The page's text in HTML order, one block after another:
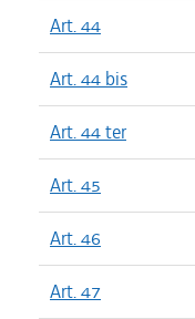
Art. 44
Art. 44 bis
Art. 44 ter
Art. 45
Art. 46
Art. 47